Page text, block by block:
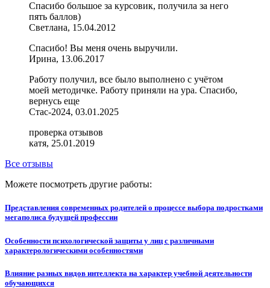
Спасибо большое за курсовик, получила за него
пять баллов)
Светлана, 15.04.2012
Спасибо! Вы меня очень выручили.
Ирина, 13.06.2017
Работу получил, все было выполнено с учётом
моей методичке. Работу приняли на ура. Спасибо,
вернусь еще
Стас-2024, 03.01.2025
проверка отзывов
катя, 25.01.2019
Все отзывы
Можете посмотреть другие работы:
Представления современных родителей о процессе выбора подростками
мегаполиса будущей профессии
Особенности психологической защиты у лиц с различными
характерологическими особенностями
Влияние разных видов интеллекта на характер учебной деятельности
обучающихся